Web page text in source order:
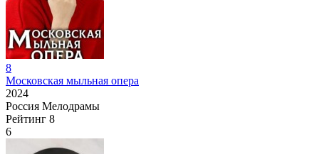
8
Московская мыльная опера
2024
Россия Мелодрамы
Рейтинг 8
6